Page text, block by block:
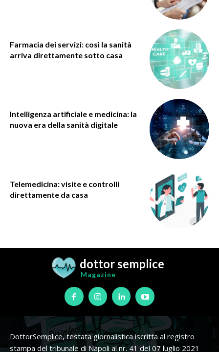
Farmacia dei servizi: così la sanità
arriva direttamente sotto casa
Intelligenza artificiale e medicina: la
nuova era della sanità digitale
Telemedicina: visite e controlli
direttamente da casa
dottor semplice
Magazine
DottorSemplice, testata giornalistica iscritta al registro
stampa del tribunale di Napoli al nr. 41 del 07 luglio 2021